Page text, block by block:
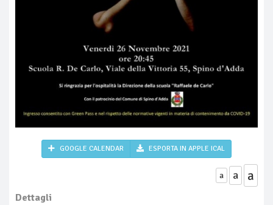
GOOGLE CALENDAR ESPORTA IN APPLE ICAL
a a a
Dettagli